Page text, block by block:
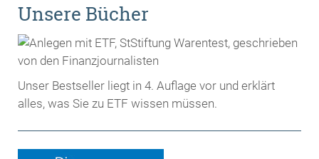
Unsere Bücher
Unser Bestseller liegt in 4. Auflage vor und erklärt
alles, was Sie zu ETF wissen müssen.